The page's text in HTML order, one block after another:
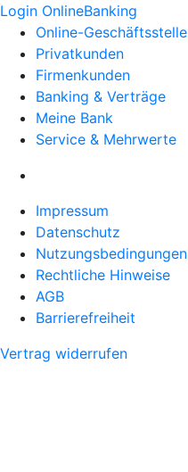
Login OnlineBanking
Online-Geschäftsstelle
Privatkunden
Firmenkunden
Banking & Verträge
Meine Bank
Service & Mehrwerte
Impressum
Datenschutz
Nutzungsbedingungen
Rechtliche Hinweise
AGB
Barrierefreiheit
Vertrag widerrufen